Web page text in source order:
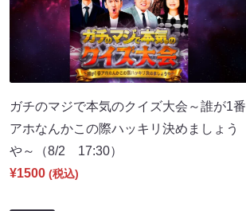
ガチのマジで本気のクイズ大会～誰が1番
アホなんかこの際ハッキリ決めましょう
や～（8/2 17:30）
¥1500 (税込)